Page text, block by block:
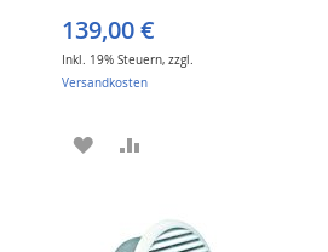
139,00 €
Inkl. 19% Steuern,zzgl.
Versandkosten
ZUR
HINZUFÜGENHINZUFÜGEN